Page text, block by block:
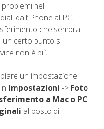
nel
dall’iPhone al PC.
che sembra
certo punto si
non è più
un impostazione
Impostazioni -> Foto
a Mac o PC
al posto di